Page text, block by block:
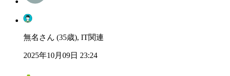
無名さん (35歳), IT関連
2025年10月09日 23:24